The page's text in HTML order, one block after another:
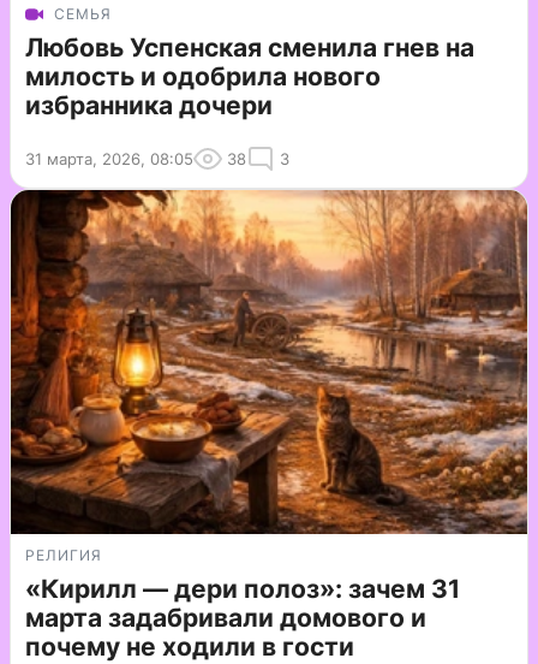
СЕМЬЯ
Любовь Успенская сменила гнев на
милость и одобрила нового
избранника дочери
31 марта, 2026, 08:05 38 3
РЕЛИГИЯ
«Кирилл — дери полоз»: зачем 31
марта задабривали домового и
почему не ходили в гости